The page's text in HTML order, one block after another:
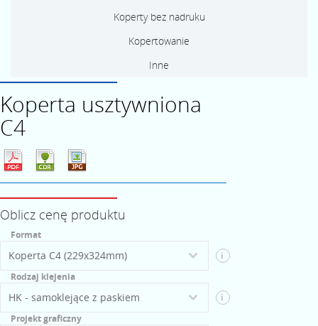
Koperty bez nadruku
Kopertowanie
Inne
Koperta usztywniona
C4
Oblicz cenę produktu
Format
i
Rodzaj klejenia
i
Projekt graficzny